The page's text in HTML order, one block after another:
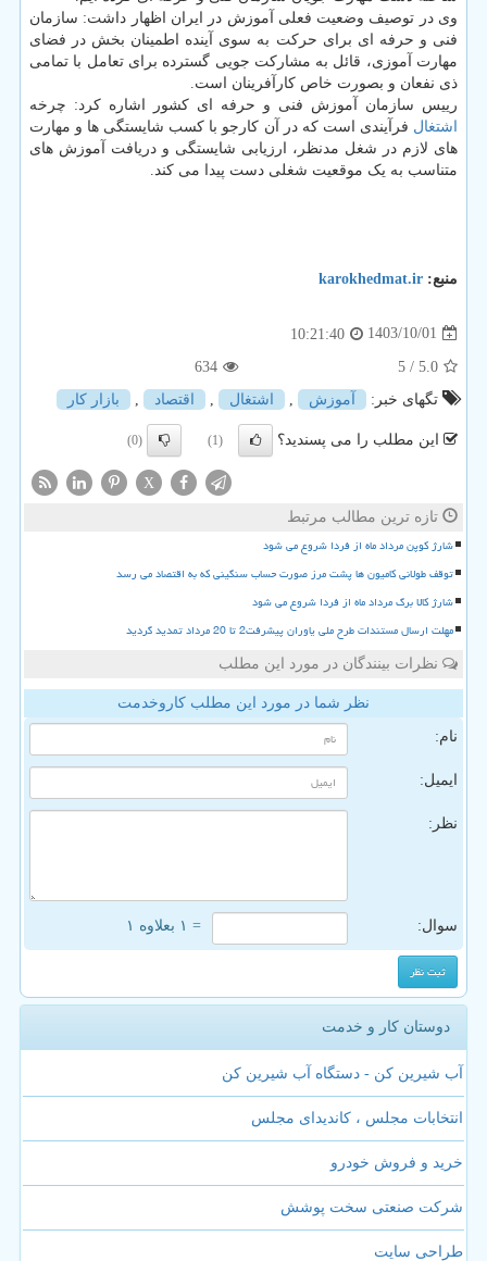
وی در توصیف وضعیت فعلی آموزش در ایران اظهار داشت: سازمان
فنی و حرفه ای برای حرکت به سوی آینده اطمینان بخش در فضای
مهارت آموزی، قائل به مشارکت جویی گسترده برای تعامل با تمامی
ذی نفعان و بصورت خاص کارآفرینان است.
رییس سازمان آموزش فنی و حرفه ای کشور اشاره کرد: چرخه
اشتغال فرآیندی است که در آن کارجو با کسب شایستگی ها و مهارت
های لازم در شغل مدنظر، ارزیابی شایستگی و دریافت آموزش های
متناسب به یک موقعیت شغلی دست پیدا می کند.
منبع: karokhedmat.ir
1403/10/01
10:21:40
5.0
/ 5
634
تگهای خبر:
آموزش اشتغال اقتصاد بازار كار
این مطلب را می پسندید؟ (1)
(0)
X
تازه ترین مطالب مرتبط
شارژ کوپن مرداد ماه از فردا شروع می شود
توقف طولانی کامیون ها پشت مرز صورت حساب سنگینی که به اقتصاد می رسد
شارژ کالا برگ مرداد ماه از فردا شروع می شود
مهلت ارسال مستندات طرح ملی یاوران پیشرفت2 تا 20 مرداد تمدید گردید
نظرات بینندگان در مورد این مطلب
نظر شما در مورد این مطلب کاروخدمت
نام:
ایمیل:
نظر:
سوال: = ۱ بعلاوه ۱
دوستان کار و خدمت
آب شیرین کن - دستگاه آب شیرین کن
انتخابات مجلس ، کاندیدای مجلس
خرید و فروش خودرو
شرکت صنعتی سخت پوشش
طراحی سایت